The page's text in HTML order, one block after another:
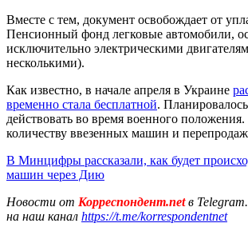
Вместе с тем, документ освобождает от
Пенсионный фонд легковые автомобили,
исключительно электрическими
несколькими).
Как известно, в начале апреля в Украине
временно стала бесплатной.
действовать во время военного
количеству ввезенных машин и
В Минцифры рассказали, как будет
машин через Дию
Новости от Корреспондент.netв
на наш канал https://t.me/korrespondentnet